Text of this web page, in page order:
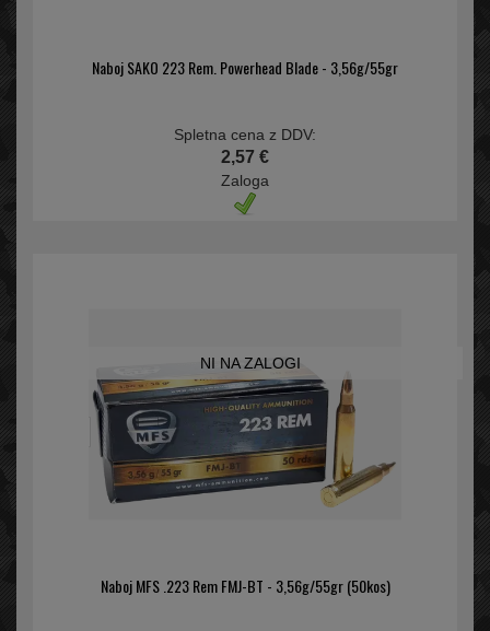
Naboj SAKO 223 Rem. Powerhead Blade - 3,56g/55gr
Spletna cena z DDV:
2,57 €
Zaloga
NI NA ZALOGI
Naboj MFS .223 Rem FMJ-BT - 3,56g/55gr (50kos)